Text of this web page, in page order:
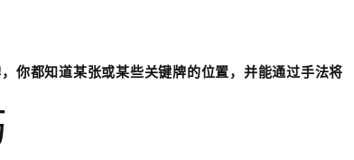
你都知道某张或某些关键牌的位置，并能通过手法将